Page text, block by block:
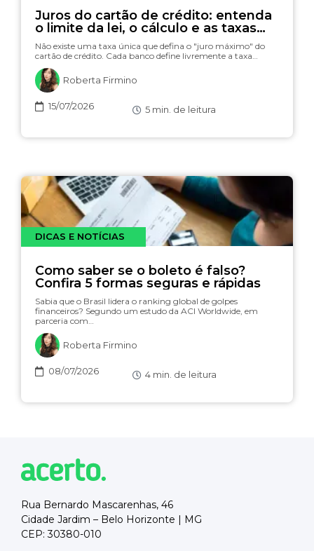
Juros do cartão de crédito: entenda
o limite da lei, o cálculo e as taxas
(com simulador)
Não existe uma taxa única que defina o "juro máximo" do
cartão de crédito. Cada banco define livremente a taxa…
Roberta Firmino
15/07/2026 5 min. de leitura
DICAS E NOTÍCIAS
Como saber se o boleto é falso?
Confira 5 formas seguras e rápidas
Sabia que o Brasil lidera o ranking global de golpes
financeiros? Segundo um estudo da ACI Worldwide, em
parceria com…
Roberta Firmino
08/07/2026 4 min. de leitura
Rua Bernardo Mascarenhas, 46
Cidade Jardim – Belo Horizonte | MG
CEP: 30380-010